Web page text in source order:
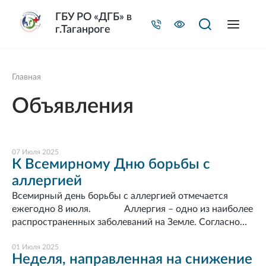
Главная
Объявления
07 Июля 2025
К Всемирному Дню борьбы с
аллергией
Всемирный день борьбы с аллергией отмечается
ежегодно 8 июля. Аллергия – одно из наиболее
распространенных заболеваний на Земле. Согласно
аллергией страдают около 40% населения планеты.
Треть взрослых жителей России и четверть детей
01 Июля 2025
Неделя, направленная на снижение
ГБУ РО «ДГБ» в
г.Таганроге